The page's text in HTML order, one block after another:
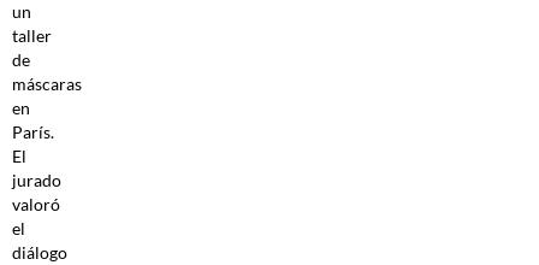
un
taller
de
máscaras
en
París.
El
jurado
valoró
el
diálogo